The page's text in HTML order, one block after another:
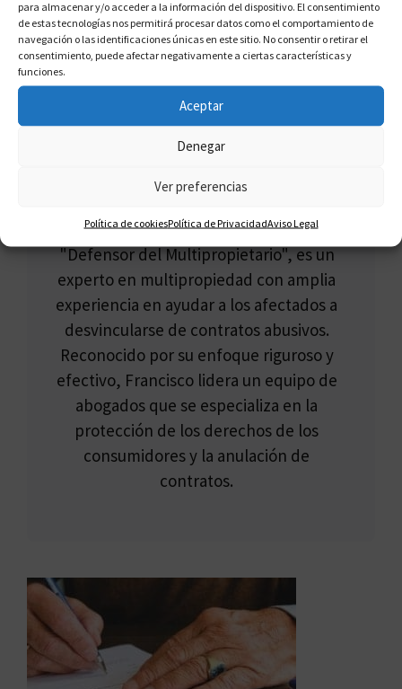
para almacenar y/o acceder a la información del dispositivo. El consentimiento
de estas tecnologías nos permitirá procesar datos como el comportamiento de
navegación o las identificaciones únicas en este sitio. No consentir o retirar el
consentimiento, puede afectar negativamente a ciertas características y
funciones.
Aceptar
Denegar
Ver preferencias
Política de cookiesPolítica de PrivacidadAviso Legal
FRANCISCO CLAROS
Francisco Claros, conocido como el
"Defensor del Multipropietario", es un
experto en multipropiedad con amplia
experiencia en ayudar a los afectados a
desvincularse de contratos abusivos.
Reconocido por su enfoque riguroso y
efectivo, Francisco lidera un equipo de
abogados que se especializa en la
protección de los derechos de los
consumidores y la anulación de
contratos.